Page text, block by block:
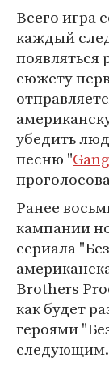
Всего игра
каждый
появляться
сюжету
убедить
песню "
Ранее
кампании
сериала
Brothers
как будет
героями
следующим.